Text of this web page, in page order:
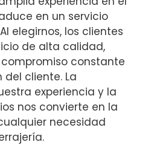
en un servicio
elegirnos, los clientes
de alta calidad,
constante
cliente. La
experiencia y la
nos convierte en la
necesidad